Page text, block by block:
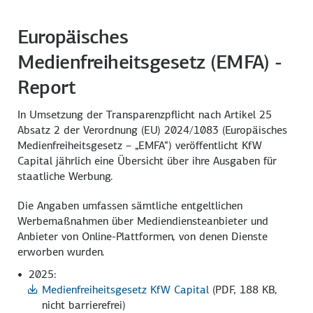
Europäisches
Medienfreiheitsgesetz (EMFA) -
Report
In Umsetzung der Transparenzpflicht nach Artikel 25
Absatz 2 der Verordnung (EU) 2024/1083 (Europäisches
Medienfreiheitsgesetz – „EMFA“) veröffentlicht KfW
Capital jährlich eine Übersicht über ihre Ausgaben für
staatliche Werbung.
Die Angaben umfassen sämtliche entgeltlichen
Werbemaßnahmen über Mediendiensteanbieter und
Anbieter von Online-Plattformen, von denen Dienste
erworben wurden.
2025:
Medienfreiheitsgesetz KfW Capital (PDF, 188 KB,
nicht barrierefrei)